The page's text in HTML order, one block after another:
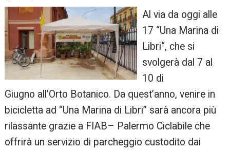
Al via da oggi alle
17 “Una Marina di
Libri“, che si
svolgerà dal 7 al
10 di
Giugno all’Orto Botanico. Da quest’anno, venire in
bicicletta ad “Una Marina di Libri” sarà ancora più
rilassante grazie a FIAB– Palermo Ciclabile che
offrirà un servizio di parcheggio custodito dai